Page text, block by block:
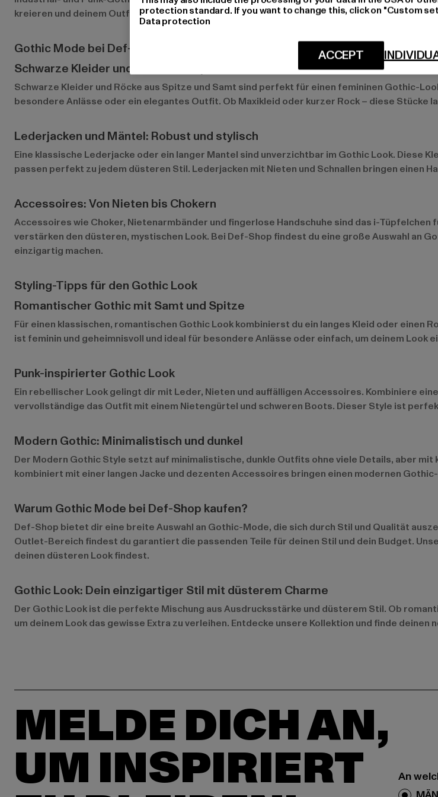
kreieren und deinem Outfit eine persönliche Note zu geben.
Gothic Mode bei Def-Shop
Schwarze Kleider und Röcke mit Spitze und Samt
Schwarze Kleider und Röcke aus Spitze und Samt sind perfekt für einen femininen Gothic-
besondere Anlässe oder ein elegantes Outfit. Ob Maxikleid oder kurzer Rock – diese Stücke
Lederjacken und Mäntel: Robust und stylisch
Eine klassische Lederjacke oder ein langer Mantel sind unverzichtbar im Gothic Look. Diese
passen perfekt zu jedem düsteren Stil. Lederjacken mit Nieten und Schnallen bringen einen
Accessoires: Von Nieten bis Chokern
Accessoires wie Choker, Nietenarmbänder und fingerlose Handschuhe sind das i-
verstärken den düsteren, mystischen Look. Bei Def-Shop findest du eine große Auswahl an
einzigartig machen.
Styling-Tipps für den Gothic Look
Romantischer Gothic mit Samt und Spitze
Für einen klassischen, romantischen Gothic Look kombinierst du ein langes Kleid oder einen
ist feminin und geheimnisvoll und ideal für besondere Anlässe oder einfach, um deinem Look
Punk-inspirierter Gothic Look
Ein rebellischer Look gelingt dir mit Leder, Nieten und auffälligen Accessoires. Kombiniere
vervollständige das Outfit mit einem Nietengürtel und schweren Boots. Dieser Style ist
Modern Gothic: Minimalistisch und dunkel
Der Modern Gothic Style setzt auf minimalistische, dunkle Outfits ohne viele Details, aber
kombiniert mit einer langen Jacke und dezenten Accessoires bringen einen modernen
Warum Gothic Mode bei Def-Shop kaufen?
Def-Shop bietet dir eine breite Auswahl an Gothic-Mode, die sich durch Stil und Qualität
Outlet-Bereich findest du garantiert die passenden Teile für deinen Stil und dein Budget.
deinen düsteren Look findest.
Gothic Look: Dein einzigartiger Stil mit düsterem Charme
Der Gothic Look ist die perfekte Mischung aus Ausdrucksstärke und düsterem Stil. Ob
um deinem Look das gewisse Extra zu verleihen. Entdecke unsere Kollektion und finde
MELDE DICH AN,
UM INSPIRIERT
An
protection standard. If you want to change this, click on "Custom
Data protection
ACCEPT